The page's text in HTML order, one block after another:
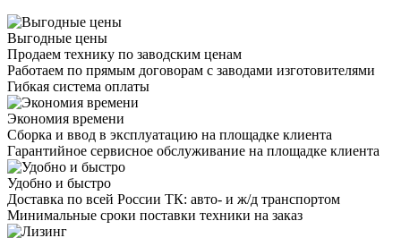
Выгодные цены
Продаем технику по заводским ценам
Работаем по прямым договорам с заводами изготовителями
Гибкая система оплаты
Экономия времени
Сборка и ввод в эксплуатацию на площадке клиента
Гарантийное сервисное обслуживание на площадке клиента
Удобно и быстро
Доставка по всей России ТК: авто- и ж/д транспортом
Минимальные сроки поставки техники на заказ